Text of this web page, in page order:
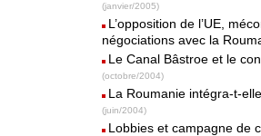
(janvier/2005)
L’opposition de l’UE,
négociations avec la
Le Canal Bâstroe et le
(octobre/2004)
La Roumanie intégra-t-
(juin/2004)
Lobbies et campagne de